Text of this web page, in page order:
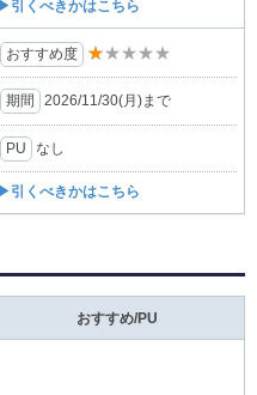
▶引くべきかはこちら
おすすめ度 ★★★★★
期間 2026/11/30(月)まで
PU なし
▶引くべきかはこちら
おすすめ/PU